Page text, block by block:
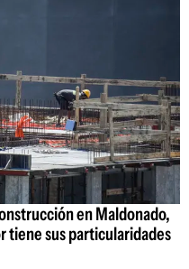
en Maldonado,
tiene sus particularidades